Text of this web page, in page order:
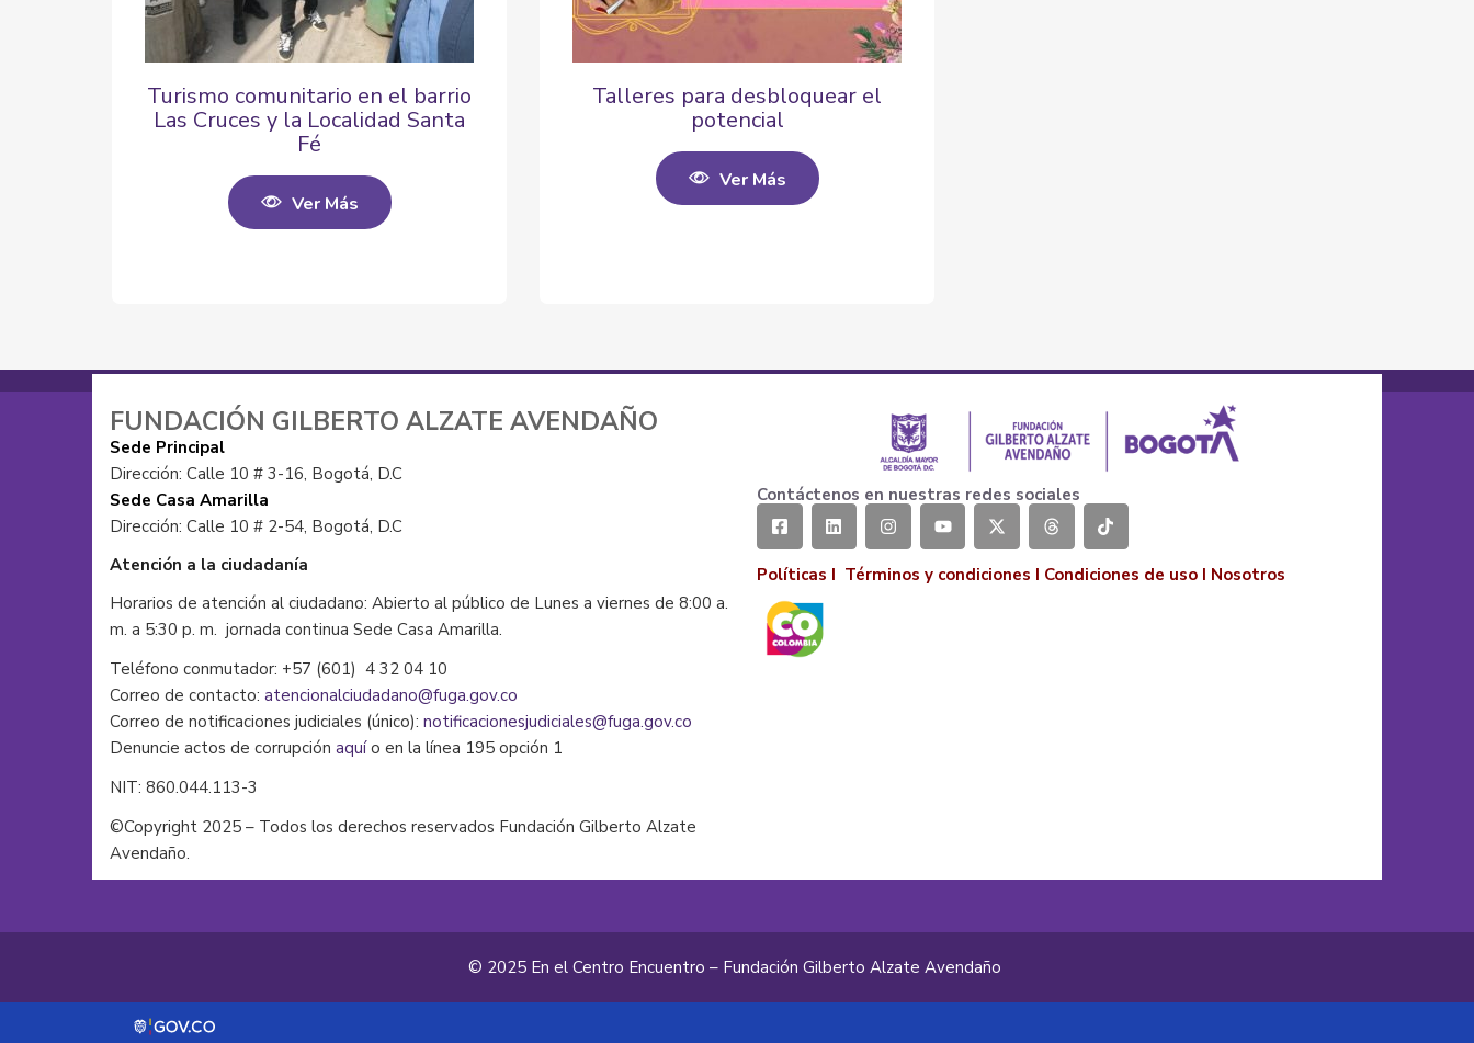
Turismo comunitario en el barrio
Las Cruces y la Localidad Santa
Fé
Ver Más
Talleres para desbloquear el
potencial
Ver Más
FUNDACIÓN GILBERTO ALZATE AVENDAÑO
Sede Principal
Dirección: Calle 10 # 3-16, Bogotá, D.C
Sede Casa Amarilla
Dirección: Calle 10 # 2-54, Bogotá, D.C
Atención a la ciudadanía
Horarios de atención al ciudadano: Abierto al público de Lunes a viernes de 8:00 a.
m. a 5:30 p. m. jornada continua Sede Casa Amarilla.
Teléfono conmutador: +57 (601) 4 32 04 10
Correo de contacto: atencionalciudadano@fuga.gov.co
Correo de notificaciones judiciales (único): notificacionesjudiciales@fuga.gov.co
Denuncie actos de corrupción aquío en la línea 195 opción 1
NIT: 860.044.113-3
©Copyright 2025 – Todos los derechos reservados Fundación Gilberto Alzate
Avendaño.
Contáctenos en nuestras redes sociales
Políticas I Términos y condiciones I Condiciones de uso I Nosotros
© 2025 En el Centro Encuentro – Fundación Gilberto Alzate Avendaño